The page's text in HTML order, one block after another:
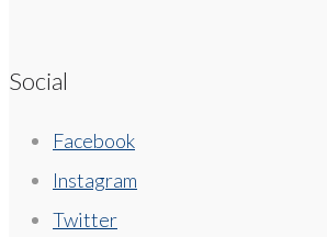
Social
Facebook
Instagram
Twitter